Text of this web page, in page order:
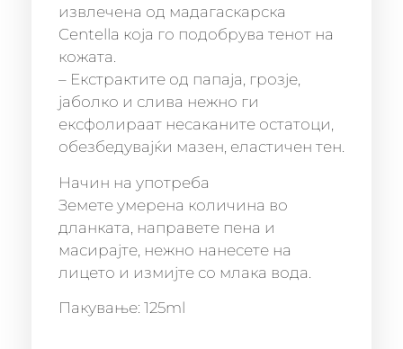
извлечена од мадагаскарска
Centella која го подобрува тенот на
кожата.
– Екстрактите од папаја, грозје,
јаболко и слива нежно ги
ексфолираат несаканите остатоци,
обезбедувајќи мазен, еластичен тен.
Начин на употреба
Земете умерена количина во
дланката, направете пена и
масирајте, нежно нанесете на
лицето и измијте со млака вода.
Пакување: 125ml